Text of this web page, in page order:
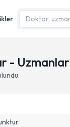
- Uzmanlar